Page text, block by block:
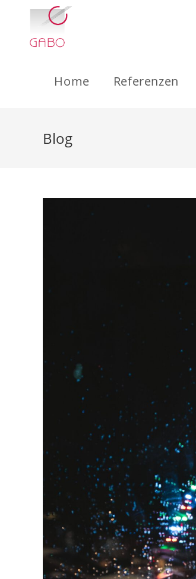
springen
Home Referenzen
Blog